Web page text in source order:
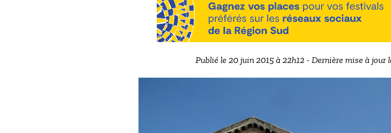
Publié le 20 juin 2015 à 22h12 - Dernière mise à jour